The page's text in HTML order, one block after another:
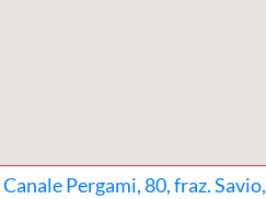
Pergami, 80, fraz. Savio,